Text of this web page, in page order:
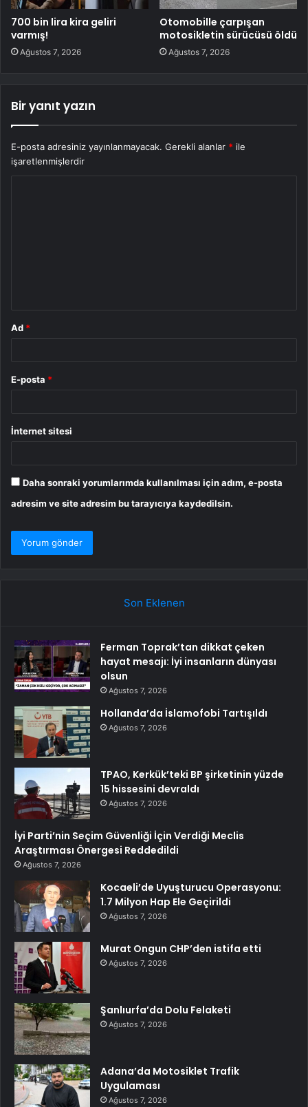
700 bin lira kira geliri
varmış!
Ağustos 7, 2026
Otomobille çarpışan
motosikletin sürücüsü öldü
Ağustos 7, 2026
Bir yanıt yazın
E-posta adresiniz yayınlanmayacak. Gerekli alanlar * ile
işaretlenmişlerdir
Ad *
E-posta *
İnternet sitesi
Daha sonraki yorumlarımda kullanılması için adım, e-posta
adresim ve site adresim bu tarayıcıya kaydedilsin.
Son Eklenen
Ferman Toprak’tan dikkat çeken
hayat mesajı: İyi insanların dünyası
olsun
Ağustos 7, 2026
Hollanda’da İslamofobi Tartışıldı
Ağustos 7, 2026
TPAO, Kerkük’teki BP şirketinin yüzde
15 hissesini devraldı
Ağustos 7, 2026
İyi Parti’nin Seçim Güvenliği İçin Verdiği Meclis
Araştırması Önergesi Reddedildi
Ağustos 7, 2026
Kocaeli’de Uyuşturucu Operasyonu:
1.7 Milyon Hap Ele Geçirildi
Ağustos 7, 2026
Murat Ongun CHP’den istifa etti
Ağustos 7, 2026
Şanlıurfa’da Dolu Felaketi
Ağustos 7, 2026
Adana’da Motosiklet Trafik
Uygulaması
Ağustos 7, 2026